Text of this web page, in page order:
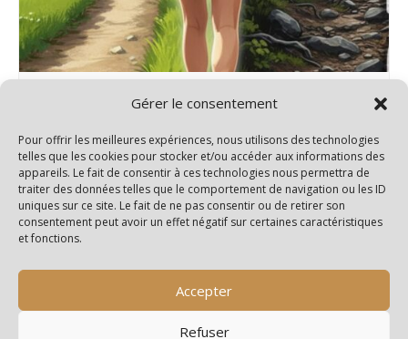
Gérer le consentement
Pour offrir les meilleures expériences, nous utilisons des technologies
telles que les cookies pour stocker et/ou accéder aux informations des
appareils. Le fait de consentir à ces technologies nous permettra de
traiter des données telles que le comportement de navigation ou les ID
uniques sur ce site. Le fait de ne pas consentir ou de retirer son
consentement peut avoir un effet négatif sur certaines caractéristiques
et fonctions.
Accepter
Refuser
Rando 2 niveaux – Salignac/Charente
15 septembre@14h00 18h00
Pas de randonnée Pas de randonnée